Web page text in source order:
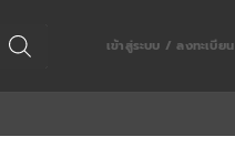
เข้าสู่ระบบ / ลงทะเบียน